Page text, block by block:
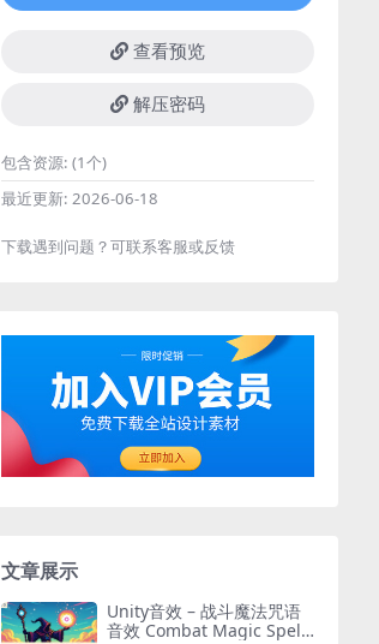
查看预览
解压密码
包含资源: (1个)
最近更新: 2026-06-18
下载遇到问题？可联系客服或反馈
文章展示
Unity音效 – 战斗魔法咒语
音效 Combat Magic Spells